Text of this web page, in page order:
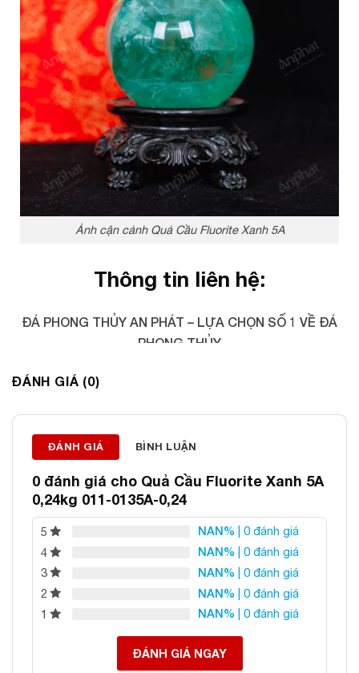
Ảnh cận cảnh Quả Cầu Fluorite Xanh 5A
Thông tin liên hệ:
ĐÁ PHONG THỦY AN PHÁT – LỰA CHỌN SỐ 1 VỀ ĐÁ
PHONG THỦY
ĐÁNH GIÁ (0)
ĐÁNH GIÁ BÌNH LUẬN
0 đánh giá cho Quả Cầu Fluorite Xanh 5A
0,24kg 011-0135A-0,24
5 NAN% | 0 đánh giá
4
NAN% | 0 đánh giá
3
NAN% | 0 đánh giá
2
NAN% | 0 đánh giá
1
NAN% | 0 đánh giá
ĐÁNH GIÁ NGAY